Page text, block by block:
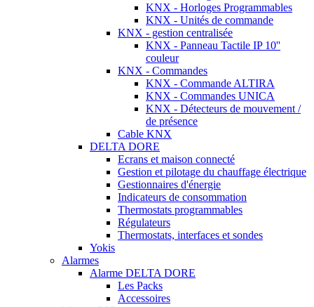
KNX - Horloges Programmables
KNX - Unités de commande
KNX - gestion centralisée
KNX - Panneau Tactile IP 10''
couleur
KNX - Commandes
KNX - Commande ALTIRA
KNX - Commandes UNICA
KNX - Détecteurs de mouvement /
de présence
Cable KNX
DELTA DORE
Ecrans et maison connecté
Gestion et pilotage du chauffage électrique
Gestionnaires d'énergie
Indicateurs de consommation
Thermostats programmables
Régulateurs
Thermostats, interfaces et sondes
Yokis
Alarmes
Alarme DELTA DORE
Les Packs
Accessoires